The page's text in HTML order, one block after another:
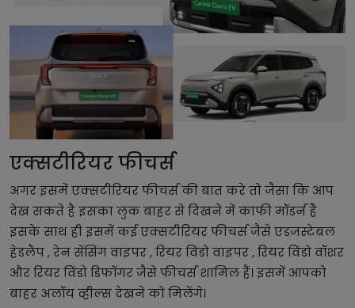
एक्सटीरियर फीचर्स
अगर इसमें एक्सटीरियर फीचर्स की बात करे तो जैसा कि आप
देख सकते है इसका लुक बाहर से दिखने में काफी मॉडर्न है
इसके साथ ही इसमें कई एक्सटीरियर फीचर्स जैसे एडजस्टेबल
हेडलैंप , रेन सेंसिंग वाइपर , रियर विंडो वाइपर , रियर विंडो वॉशर
और रियर विंडो डिफॉगर जैसे फीचर्स शामिल हैं। इसमें आपको
बाहर अलॉय व्हील्स देखने को मिलेंगे।